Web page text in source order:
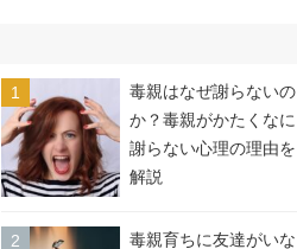
毒親はなぜ謝らないの
か？毒親がかたくなに
謝らない心理の理由を
解説
毒親育ちに友達がいな